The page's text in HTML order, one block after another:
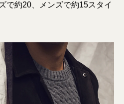
で約20、メンズで約15スタイ